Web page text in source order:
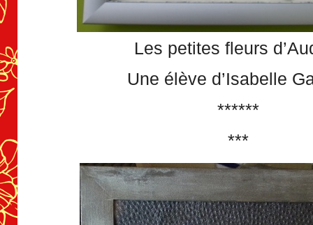
Les petites fleurs
Une élève d’Isabelle
******
***